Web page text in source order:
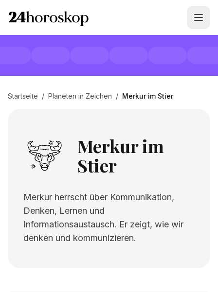
Startseite / Planeten in Zeichen / Merkur im Stier
Merkur im
Stier
Merkur herrscht über Kommunikation,
Denken, Lernen und
Informationsaustausch. Er zeigt, wie wir
denken und kommunizieren.